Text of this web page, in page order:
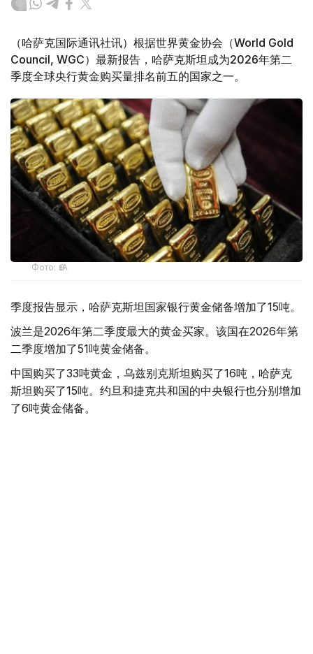
（哈萨克国际通讯社讯）根据世界黄金协会（World Gold
Council, WGC）最新报告，哈萨克斯坦成为2026年第二
季度全球央行黄金购买量排名前五的国家之一。
Фото: ӨзА
季度报告显示，哈萨克斯坦国家银行黄金储备增加了15吨。
波兰是2026年第二季度最大的黄金买家。该国在2026年第
二季度增加了51吨黄金储备。
中国购买了33吨黄金，乌兹别克斯坦购买了16吨，哈萨克
斯坦购买了15吨。约旦和捷克共和国的中央银行也分别增加
了6吨黄金储备。